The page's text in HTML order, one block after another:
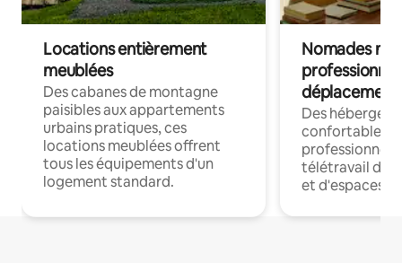
Locations entièrement
meublées
Des cabanes de montagne
paisibles aux appartements
urbains pratiques, ces
locations meublées offrent
tous les équipements d'un
logement standard.
Nomades
déplacement
Des
confortables
professionnels
télétravail
et d'espaces